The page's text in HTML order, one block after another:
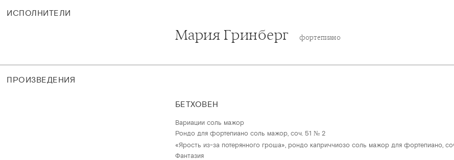
ИСПОЛНИТЕЛИ
Мария Гринберг фортепиано
ПРОИЗВЕДЕНИЯ
БЕТХОВЕН
Вариации соль мажор
Рондо для фортепиано соль мажор, соч. 51 № 2
«Ярость из-за потерянного гроша», рондо каприччиозо соль мажор для фортепиано,
Фантазия